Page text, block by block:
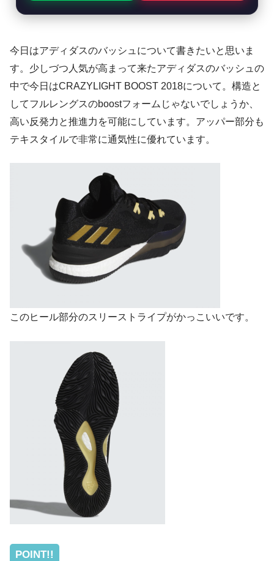
今日はアディダスのバッシュについて書きたいと思いま
す。少しづつ人気が高まって来たアディダスのバッシュの
中で今日はCRAZYLIGHT BOOST 2018について。構造と
してフルレングスのboostフォームじゃないでしょうか、
高い反発力と推進力を可能にしています。アッパー部分も
テキスタイルで非常に通気性に優れています。
このヒール部分のスリーストライプがかっこいいです。
POINT!!